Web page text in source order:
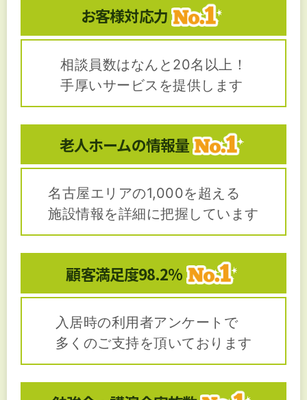
お客様対応力
相談員数はなんと20名以上！
手厚いサービスを提供します
老人ホームの情報量
名古屋エリアの1,000を超える
施設情報を詳細に把握しています
顧客満足度98.2%
入居時の利用者アンケートで
多くのご支持を頂いております